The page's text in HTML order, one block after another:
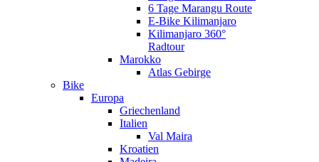
6 Tage Marangu Route
E-Bike Kilimanjaro
Kilimanjaro 360°
Radtour
Marokko
Atlas Gebirge
Bike
Europa
Griechenland
Italien
Val Maira
Kroatien